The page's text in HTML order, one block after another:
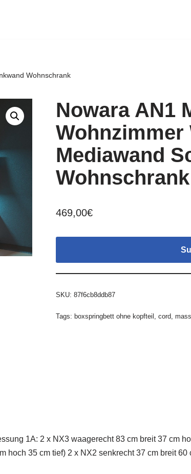
Wohnschrank
Nowara AN1
Wohnzimmer
Mediawand
Wohnschrank
469,00€
SKU: 87f6cb8ddb87
Tags: boxspringbett ohne kopfteil , cord,
1A: 2 x NX3 waagerecht 83 cm breit 37 cm
hoch 35 cm tief) 2 x NX2 senkrecht 37 cm breit